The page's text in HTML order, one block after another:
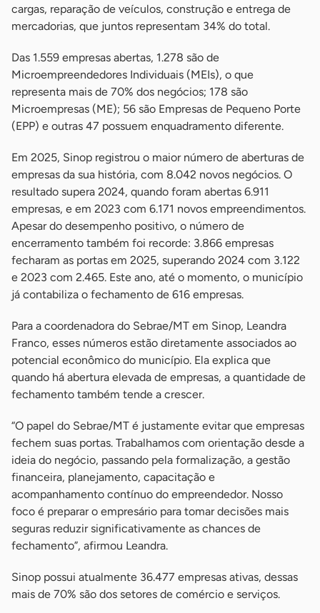
cargas, reparação de veículos, construção e entrega de
mercadorias, que juntos representam 34% do total.
Das 1.559 empresas abertas, 1.278 são de
Microempreendedores Individuais (MEIs), o que
representa mais de 70% dos negócios; 178 são
Microempresas (ME); 56 são Empresas de Pequeno Porte
(EPP) e outras 47 possuem enquadramento diferente.
Em 2025, Sinop registrou o maior número de aberturas de
empresas da sua história, com 8.042 novos negócios. O
resultado supera 2024, quando foram abertas 6.911
empresas, e em 2023 com 6.171 novos empreendimentos.
Apesar do desempenho positivo, o número de
encerramento também foi recorde: 3.866 empresas
fecharam as portas em 2025, superando 2024 com 3.122
e 2023 com 2.465. Este ano, até o momento, o município
já contabiliza o fechamento de 616 empresas.
Para a coordenadora do Sebrae/MT em Sinop, Leandra
Franco, esses números estão diretamente associados ao
potencial econômico do município. Ela explica que
quando há abertura elevada de empresas, a quantidade de
fechamento também tende a crescer.
“O papel do Sebrae/MT é justamente evitar que empresas
fechem suas portas. Trabalhamos com orientação desde a
ideia do negócio, passando pela formalização, a gestão
financeira, planejamento, capacitação e
acompanhamento contínuo do empreendedor. Nosso
foco é preparar o empresário para tomar decisões mais
seguras reduzir significativamente as chances de
fechamento”, afirmou Leandra.
Sinop possui atualmente 36.477 empresas ativas, dessas
mais de 70% são dos setores de comércio e serviços.